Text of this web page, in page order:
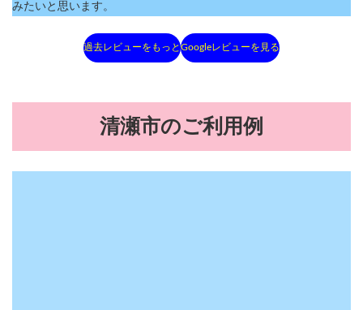
みたいと思います。
過去レビューをもっとGoogleレビューを見る
清瀬市のご利用例